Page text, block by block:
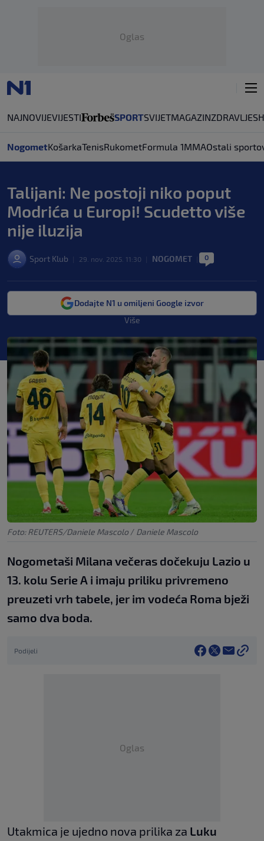
Oglas
NAJNOVIJEVIJESTI SPORTSVIJETMAGAZINZDRAVLJE
NogometKošarkaTenisRukometFormula 1MMAOstali
Talijani: Ne postoji niko poput
Modrića u Europi! Scudetto više
nije iluzija
Sport Klub 29. nov. 2025. 11:30 NOGOMET 0
Dodajte N1 u omiljeni Google izvor
Više
Foto: REUTERS/Daniele Mascolo / Daniele Mascolo
Nogometaši Milana večeras dočekuju Lazio u
13. kolu Serie A i imaju priliku privremeno
preuzeti vrh tabele, jer im vodeća Roma bježi
samo dva boda.
Podijeli
Oglas
Utakmica je ujedno nova prilika za Luku